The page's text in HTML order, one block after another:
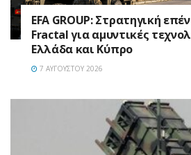
EFA GROUP: Στρατηγική
Fractal για αμυντικές
Ελλάδα και Κύπρο
7 ΑΥΓΟΎΣΤΟΥ 2026